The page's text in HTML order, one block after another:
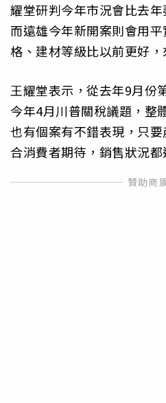
耀堂研判今年市況會比去
而遠雄今年新開案則會用
格、建材等級比以前更好，
王耀堂表示，從去年9月份
今年4月川普關稅議題，整
也有個案有不錯表現，只
合消費者期待，銷售狀況都